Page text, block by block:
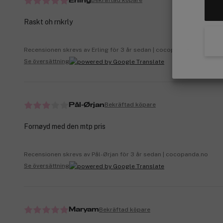
Raskt oh rnkrly
Recensionen skrevs av Erling för 3 år sedan | cocopanda.no
Se översättning
Pål-ØrjanBekräftad köpare
Fornøyd med den mtp pris
Recensionen skrevs av Pål-Ørjan för 3 år sedan | cocopanda.no
Se översättning
MaryamBekräftad köpare